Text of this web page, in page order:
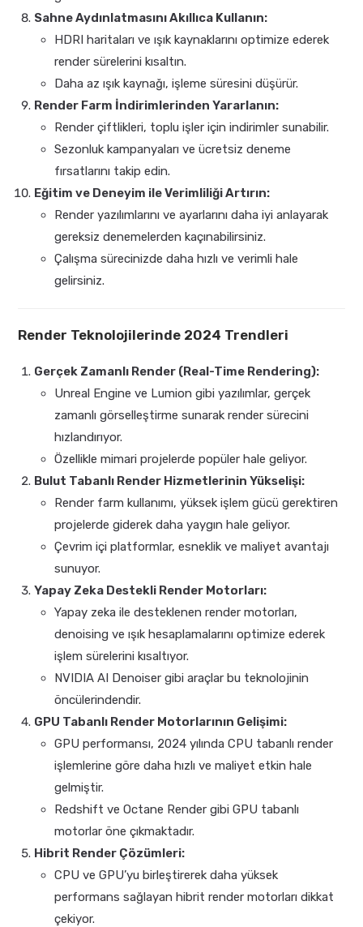
Sahne Aydınlatmasını Akıllıca Kullanın:
HDRI haritaları ve ışık kaynaklarını optimize ederek
render sürelerini kısaltın.
Daha az ışık kaynağı, işleme süresini düşürür.
Render Farm İndirimlerinden Yararlanın:
Render çiftlikleri, toplu işler için indirimler sunabilir.
Sezonluk kampanyaları ve ücretsiz deneme
fırsatlarını takip edin.
Eğitim ve Deneyim ile Verimliliği Artırın:
Render yazılımlarını ve ayarlarını daha iyi anlayarak
gereksiz denemelerden kaçınabilirsiniz.
Çalışma sürecinizde daha hızlı ve verimli hale
gelirsiniz.
Render Teknolojilerinde 2024 Trendleri
Gerçek Zamanlı Render (Real-Time Rendering):
Unreal Engine ve Lumion gibi yazılımlar, gerçek
zamanlı görselleştirme sunarak render sürecini
hızlandırıyor.
Özellikle mimari projelerde popüler hale geliyor.
Bulut Tabanlı Render Hizmetlerinin Yükselişi:
Render farm kullanımı, yüksek işlem gücü gerektiren
projelerde giderek daha yaygın hale geliyor.
Çevrim içi platformlar, esneklik ve maliyet avantajı
sunuyor.
Yapay Zeka Destekli Render Motorları:
Yapay zeka ile desteklenen render motorları,
denoising ve ışık hesaplamalarını optimize ederek
işlem sürelerini kısaltıyor.
NVIDIA AI Denoiser gibi araçlar bu teknolojinin
öncülerindendir.
GPU Tabanlı Render Motorlarının Gelişimi:
GPU performansı, 2024 yılında CPU tabanlı render
işlemlerine göre daha hızlı ve maliyet etkin hale
gelmiştir.
Redshift ve Octane Render gibi GPU tabanlı
motorlar öne çıkmaktadır.
Hibrit Render Çözümleri:
CPU ve GPU’yu birleştirerek daha yüksek
performans sağlayan hibrit render motorları dikkat
çekiyor.